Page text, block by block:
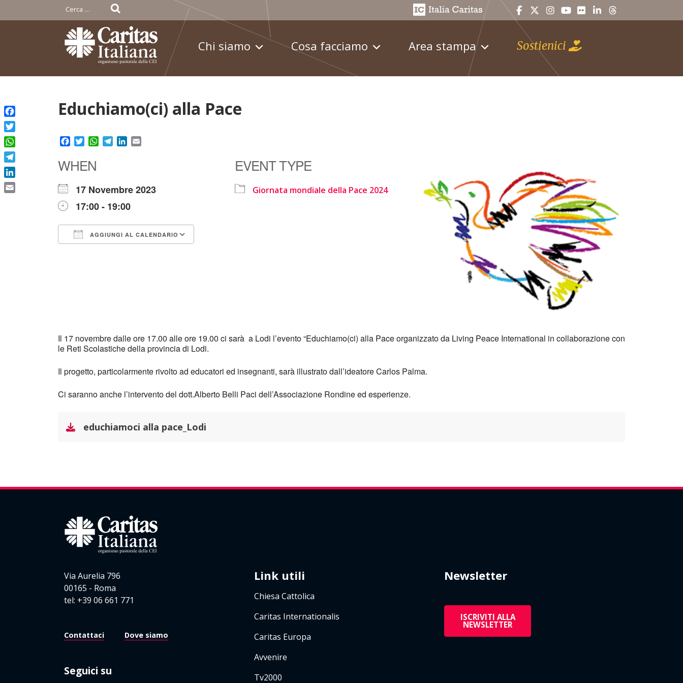
Skip
to
content
Ricerca
per:
Chi siamo Cosa facciamo Area stampa Sostienici
Educhiamo(ci) alla Pace
Facebook
TwitterWhatsApp
TelegramLinkedIn
WHEN
17 Novembre 2023
17:00 - 19:00
AGGIUNGI AL CALENDARIO
Office 365 Outlook Live
EVENT TYPE
Giornata mondiale della Pace 2024
Il 17 novembre dalle ore 17.00 alle ore 19.00 ci sarà a Lodi l’evento “Educhiamo(ci) alla Pace organizzato da Living Peace International in collaborazione con
le Reti Scolastiche della provincia di Lodi.
Il progetto, particolarmente rivolto ad educatori ed insegnanti, sarà illustrato dall’ideatore Carlos Palma.
Ci saranno anche l’intervento del dott.Alberto Belli Paci dell’Associazione Rondine ed esperienze.
educhiamoci alla pace_Lodi
Via Aurelia 796
00165 - Roma
tel: +39 06 661 771
Contattaci Dove siamo
Seguici su
Link utili
Chiesa Cattolica
Caritas Internationalis
Caritas Europa
Avvenire
Tv2000
Newsletter
ISCRIVITI ALLA
NEWSLETTER
Facebook
Twitter
WhatsApp
Telegram
LinkedIn